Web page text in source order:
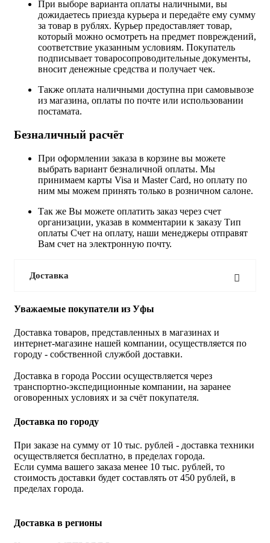
При выборе варианта оплаты наличными, вы
дожидаетесь приезда курьера и передаёте ему сумму
за товар в рублях. Курьер предоставляет товар,
который можно осмотреть на предмет повреждений,
соответствие указанным условиям. Покупатель
подписывает товаросопроводительные документы,
вносит денежные средства и получает чек.
Также оплата наличными доступна при самовывозе
из магазина, оплаты по почте или использовании
постамата.
Безналичный расчёт
При оформлении заказа в корзине вы можете
выбрать вариант безналичной оплаты. Мы
принимаем карты Visa и Master Card, но оплату по
ним мы можем принять только в розничном салоне.
Так же Вы можете оплатить заказ через счет
организации, указав в комментарии к заказу Тип
оплаты Счет на оплату, наши менеджеры отправят
Вам счет на электронную почту.
Доставка
Уважаемые покупатели из Уфы
Доставка товаров, представленных в магазинах и
интернет-магазине нашей компании, осуществляется по
городу - собственной службой доставки.
Доставка в города России осуществляется через
транспортно-экспедиционные компании, на заранее
оговоренных условиях и за счёт покупателя.
Доставка по городу
При заказе на сумму от 10 тыс. рублей - доставка техники
осуществляется бесплатно, в пределах города.
Если сумма вашего заказа менее 10 тыс. рублей, то
стоимость доставки будет составлять от 450 рублей, в
пределах города.
Доставка в регионы